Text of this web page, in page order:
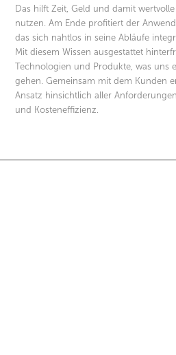
Das hilft Zeit, Geld und damit
nutzen. Am Ende profitiert der
das sich nahtlos in seine Abläufe
Mit diesem Wissen ausgestattet
Technologien und Produkte, was uns
gehen. Gemeinsam mit dem Kunden
Ansatz hinsichtlich aller
und Kosteneffizienz.